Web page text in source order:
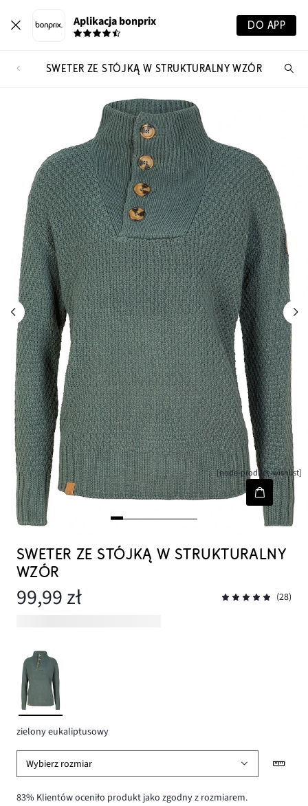
Aplikacja bonprix DO APP
SWETER ZE STÓJKĄ W STRUKTURALNY WZÓR
[node-product-wishlist]
SWETER ZE STÓJKĄ W STRUKTURALNY
WZÓR
99,99 zł (28)
zielony eukaliptusowy
Wybierz rozmiar
83% Klientów oceniło produkt jako zgodny z rozmiarem.